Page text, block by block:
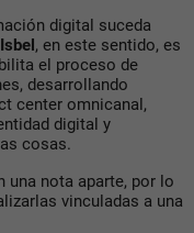
digital suceda
Isbel, en este sentido, es
el proceso de
desarrollando
center omnicanal,
digital y
cosas.
una nota aparte, por lo
vinculadas a una